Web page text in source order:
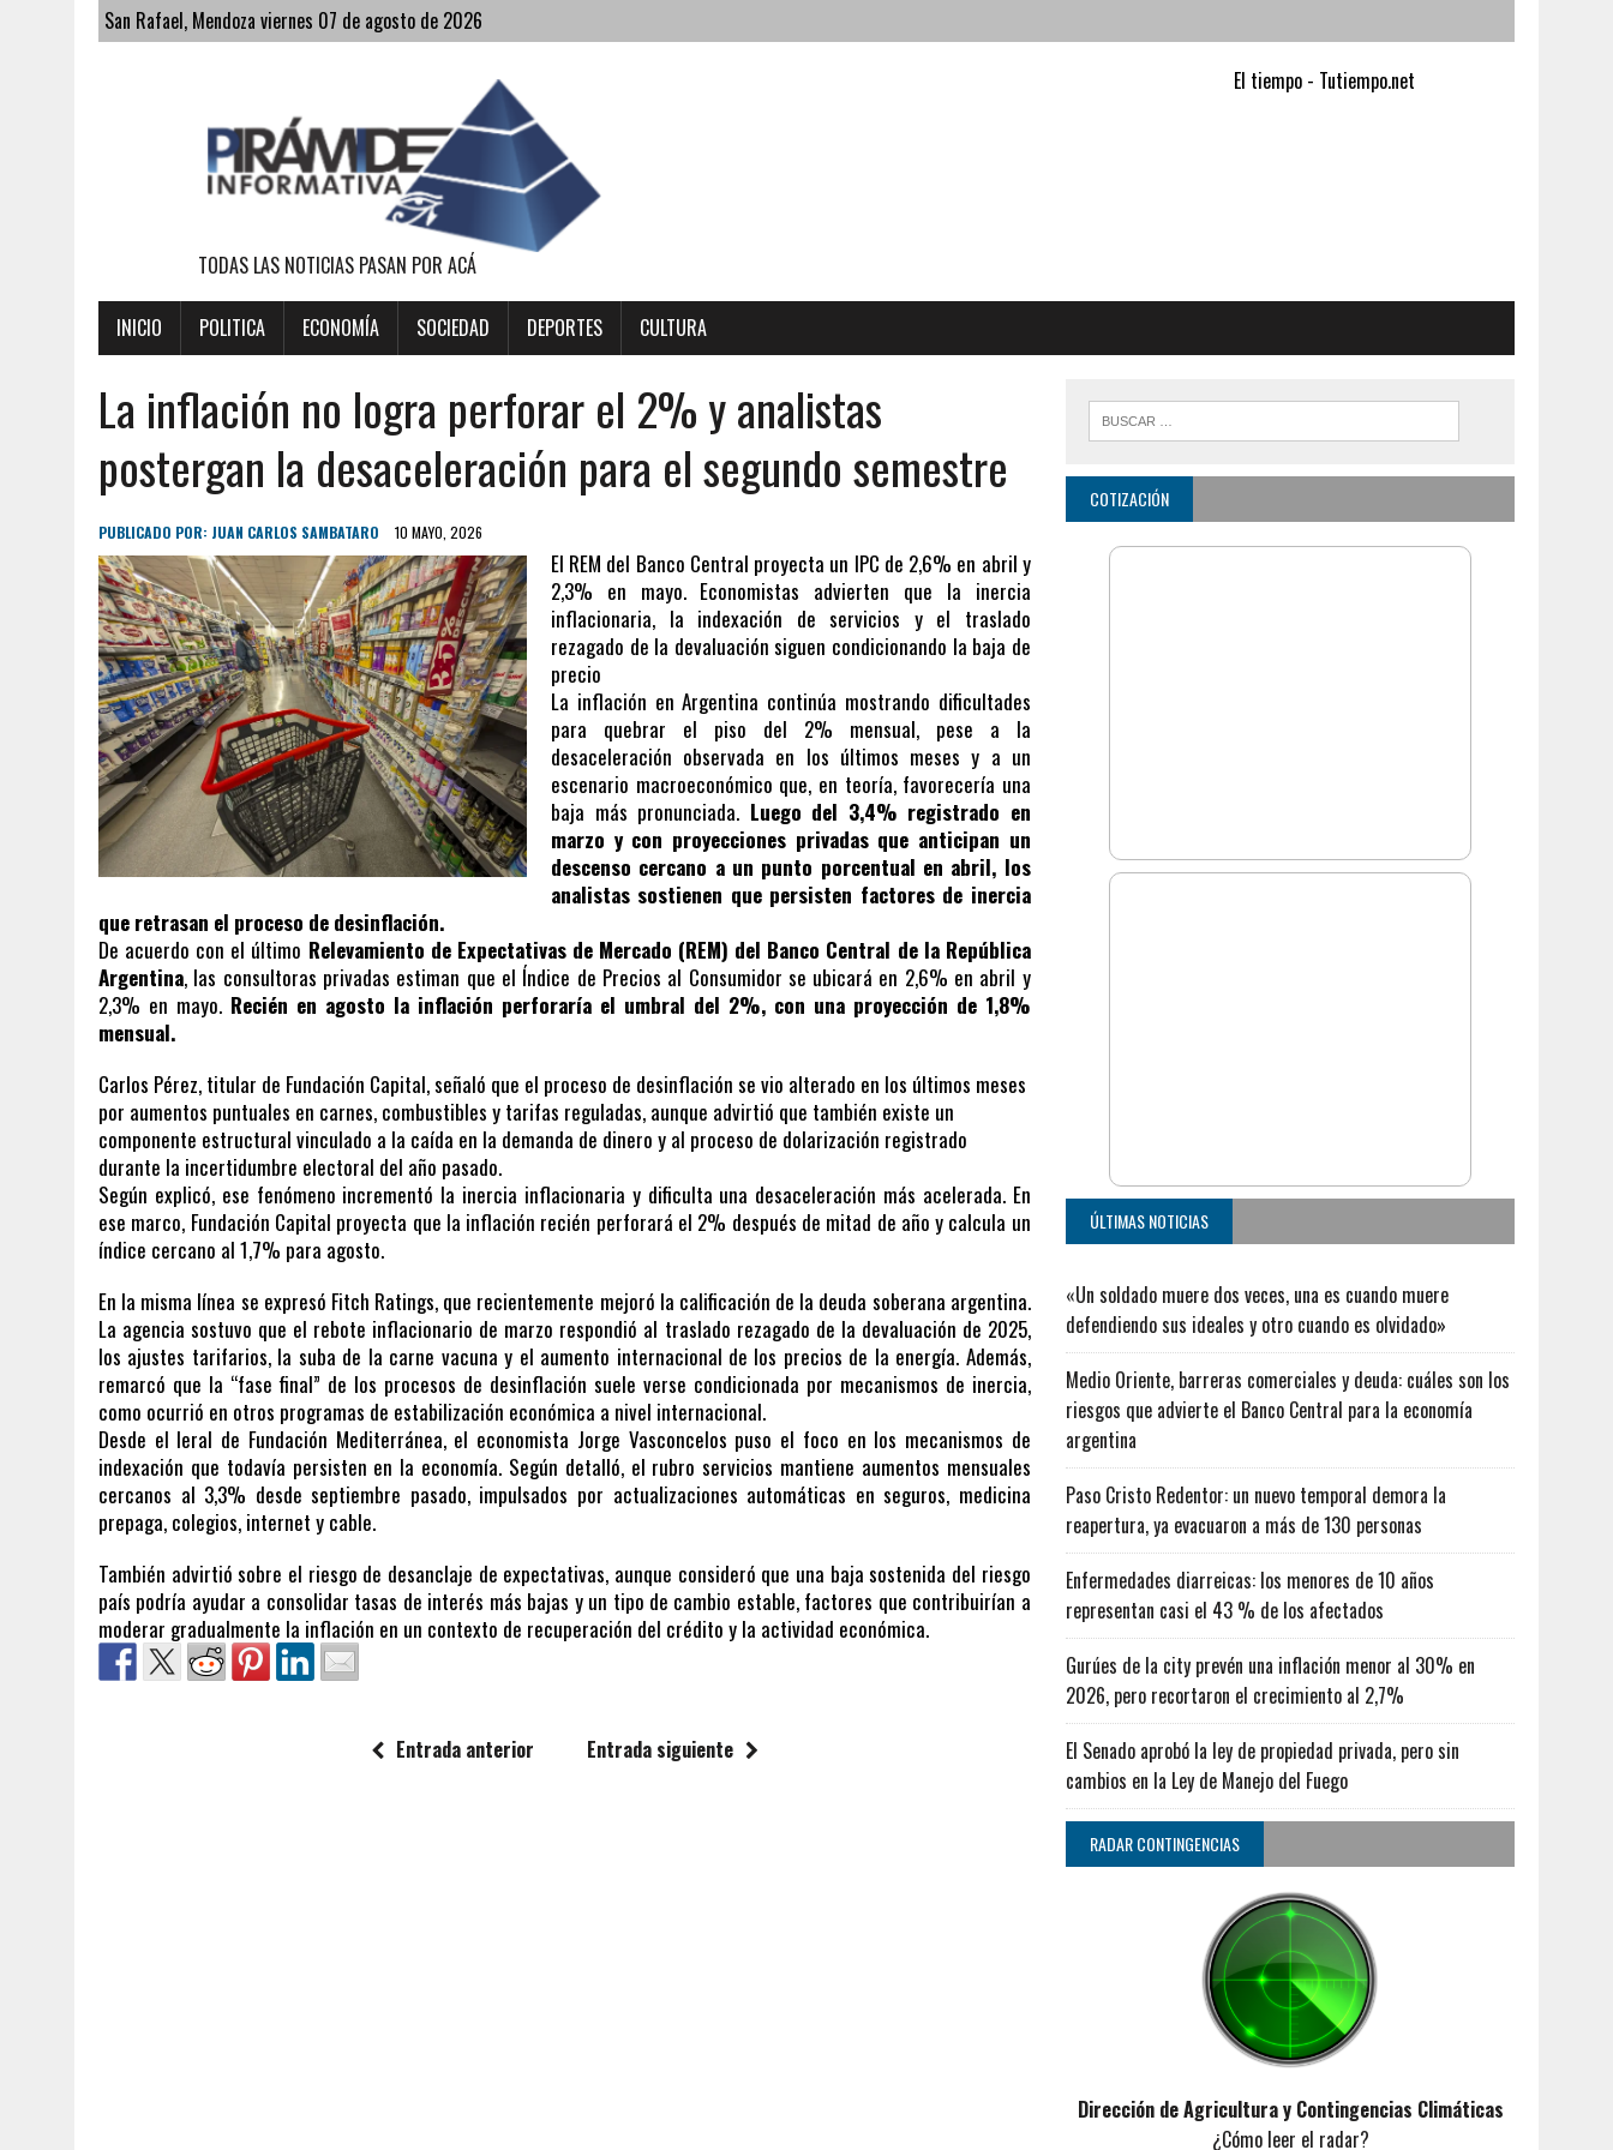
San Rafael, Mendoza viernes 07 de agosto de 2026
TODAS LAS NOTICIAS PASAN POR ACÁ
El tiempo - Tutiempo.net
INICIO POLITICA ECONOMÍA SOCIEDAD DEPORTES CULTURA
La inflación no logra perforar el 2% y analistas
postergan la desaceleración para el segundo semestre
PUBLICADO POR: JUAN CARLOS SAMBATARO 10 MAYO, 2026
El REM del Banco Central proyecta un IPC de 2,6% en abril y
2,3% en mayo. Economistas advierten que la inercia
inflacionaria, la indexación de servicios y el traslado
rezagado de la devaluación siguen condicionando la baja de
precio
La inflación en Argentina continúa mostrando dificultades
para quebrar el piso del 2% mensual, pese a la
desaceleración observada en los últimos meses y a un
escenario macroeconómico que, en teoría, favorecería una
baja más pronunciada. Luego del 3,4% registrado en
marzo y con proyecciones privadas que anticipan un
descenso cercano a un punto porcentual en abril, los
analistas sostienen que persisten factores de inercia
que retrasan el proceso de desinflación.
De acuerdo con el último Relevamiento de Expectativas de Mercado (REM) del Banco Central de la República
Argentina, las consultoras privadas estiman que el Índice de Precios al Consumidor se ubicará en 2,6% en abril y
2,3% en mayo. Recién en agosto la inflación perforaría el umbral del 2%, con una proyección de 1,8%
mensual.
Carlos Pérez, titular de Fundación Capital, señaló que el proceso de desinflación se vio alterado en los últimos meses
por aumentos puntuales en carnes, combustibles y tarifas reguladas, aunque advirtió que también existe un
componente estructural vinculado a la caída en la demanda de dinero y al proceso de dolarización registrado
durante la incertidumbre electoral del año pasado.
Según explicó, ese fenómeno incrementó la inercia inflacionaria y dificulta una desaceleración más acelerada. En
ese marco, Fundación Capital proyecta que la inflación recién perforará el 2% después de mitad de año y calcula un
índice cercano al 1,7% para agosto.
En la misma línea se expresó Fitch Ratings, que recientemente mejoró la calificación de la deuda soberana argentina.
La agencia sostuvo que el rebote inflacionario de marzo respondió al traslado rezagado de la devaluación de 2025,
los ajustes tarifarios, la suba de la carne vacuna y el aumento internacional de los precios de la energía. Además,
remarcó que la “fase final” de los procesos de desinflación suele verse condicionada por mecanismos de inercia,
como ocurrió en otros programas de estabilización económica a nivel internacional.
Desde el Ieral de Fundación Mediterránea, el economista Jorge Vasconcelos puso el foco en los mecanismos de
indexación que todavía persisten en la economía. Según detalló, el rubro servicios mantiene aumentos mensuales
cercanos al 3,3% desde septiembre pasado, impulsados por actualizaciones automáticas en seguros, medicina
prepaga, colegios, internet y cable.
También advirtió sobre el riesgo de desanclaje de expectativas, aunque consideró que una baja sostenida del riesgo
país podría ayudar a consolidar tasas de interés más bajas y un tipo de cambio estable, factores que contribuirían a
moderar gradualmente la inflación en un contexto de recuperación del crédito y la actividad económica.
Entrada anterior Entrada siguiente
COTIZACIÓN
ÚLTIMAS NOTICIAS
«Un soldado muere dos veces, una es cuando muere
defendiendo sus ideales y otro cuando es olvidado»
Medio Oriente, barreras comerciales y deuda: cuáles son los
riesgos que advierte el Banco Central para la economía
argentina
Paso Cristo Redentor: un nuevo temporal demora la
reapertura, ya evacuaron a más de 130 personas
Enfermedades diarreicas: los menores de 10 años
representan casi el 43 % de los afectados
Gurúes de la city prevén una inflación menor al 30% en
2026, pero recortaron el crecimiento al 2,7%
El Senado aprobó la ley de propiedad privada, pero sin
cambios en la Ley de Manejo del Fuego
RADAR CONTINGENCIAS
Dirección de Agricultura y Contingencias Climáticas
¿Cómo leer el radar?